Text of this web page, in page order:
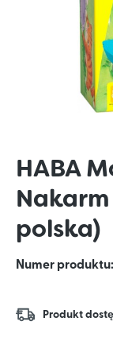
HABA
polska)
Numer produktu:
Produkt